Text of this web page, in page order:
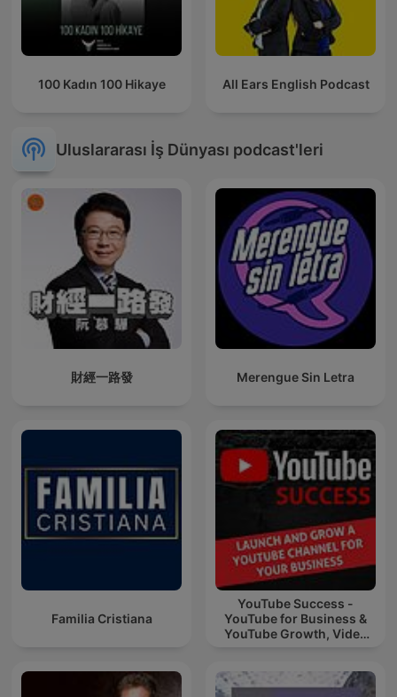
100 Kadın 100 Hikaye All Ears English Podcast
Uluslararası İş Dünyası podcast'leri
財經一路發 Merengue Sin Letra
Familia Cristiana
YouTube Success -
YouTube for Business &
YouTube Growth, Video